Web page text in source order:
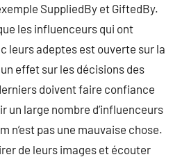
SuppliedBy et GiftedBy.
les influenceurs qui ont
leurs adeptes est ouverte sur la
effet sur les décisions des
doivent faire confiance
un large nombre d’influenceurs
n’est pas une mauvaise chose.
de leurs images et écouter